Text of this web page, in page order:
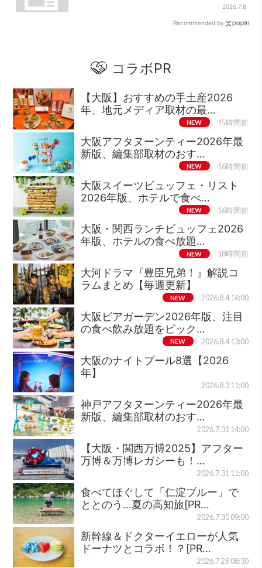
2026.7.8
Recommended by
コラボPR
【大阪】おすすめの手土産2026
年、地元メディア取材の最…
NEW 15時間前
大阪アフタヌーンティー2026年最
新版、編集部取材のおす…
NEW 16時間前
大阪スイーツビュッフェ・リスト
2026年版、ホテルで食べ…
NEW 16時間前
大阪・関西ランチビュッフェ2026
年版、ホテルの食べ放題…
NEW 18時間前
大河ドラマ『豊臣兄弟！』解説コ
ラムまとめ【毎週更新】
NEW 2026.8.4 16:00
大阪ビアガーデン2026年版、注目
の食べ飲み放題をピック…
NEW 2026.8.4 13:00
大阪のナイトプール8選【2026
年】
2026.8.3 11:00
神戸アフタヌーンティー2026年最
新版、編集部取材のおす…
2026.7.31 14:00
【大阪・関西万博2025】アフター
万博＆万博レガシーも！…
2026.7.31 11:00
食べてほぐして「仁淀ブルー」で
ととのう…夏の高知旅[PR…
2026.7.30 09:00
新幹線＆ドクターイエローが人気
ドーナツとコラボ！？[PR…
2026.7.28 08:30